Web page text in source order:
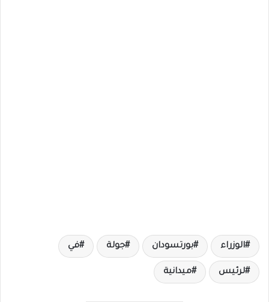
الوزراء بورتسودان جولة في
لرئيس ميدانية